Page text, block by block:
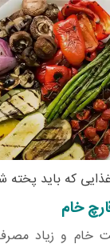
که باید پخته
خام
خام و زیاد